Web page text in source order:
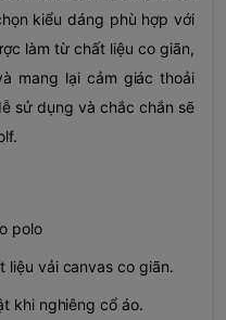
kiểu dáng phù hợp với
làm từ chất liệu co giãn,
mang lại cảm giác thoải
sử dụng và chắc chắn sẽ
polo
liệu vải canvas co giãn.
khi nghiêng cổ áo.